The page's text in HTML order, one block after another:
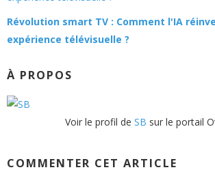
Révolution smart TV : Comment l'IA
expérience télévisuelle ?
À PROPOS
Voir le profil de SB sur le portail
COMMENTER CET ARTICLE